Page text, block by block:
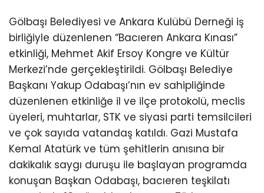
Gölbaşı Belediyesi ve Ankara Kulübü Derneği iş
birliğiyle düzenlenen “Bacıeren Ankara Kınası”
etkinliği, Mehmet Akif Ersoy Kongre ve Kültür
Merkezi’nde gerçekleştirildi. Gölbaşı Belediye
Başkanı Yakup Odabaşı’nın ev sahipliğinde
düzenlenen etkinliğe il ve ilçe protokolü, meclis
üyeleri, muhtarlar, STK ve siyasi parti temsilcileri
ve çok sayıda vatandaş katıldı. Gazi Mustafa
Kemal Atatürk ve tüm şehitlerin anısına bir
dakikalık saygı duruşu ile başlayan programda
konuşan Başkan Odabaşı, bacıeren teşkilatı